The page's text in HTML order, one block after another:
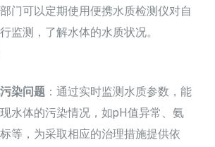
门可以定期使用便携水质检测仪对自
监测，了解水体的水质状况。
染问题 ：通过实时监测水质参数，能
水体的污染情况，如pH值异常、氨
等，为采取相应的治理措施提供依